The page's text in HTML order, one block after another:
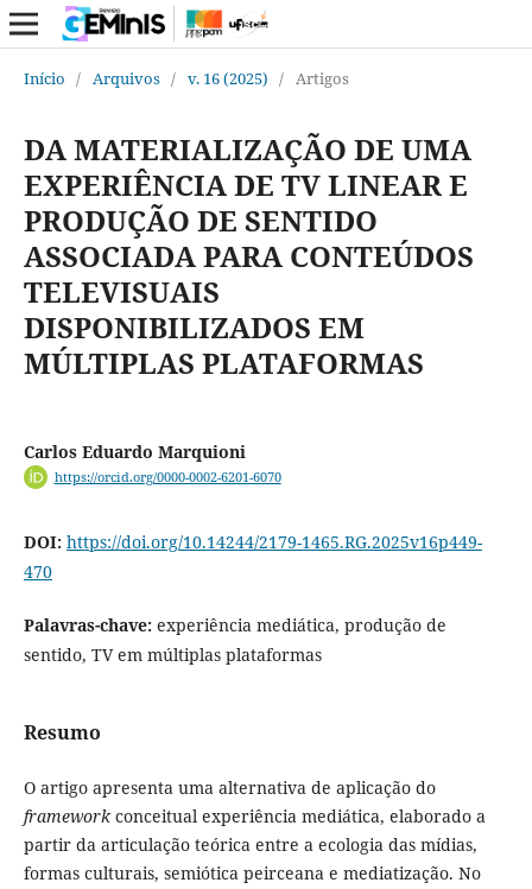
Início / Arquivos / v. 16 (2025) / Artigos
DA MATERIALIZAÇÃO DE UMA
EXPERIÊNCIA DE TV LINEAR E
PRODUÇÃO DE SENTIDO
ASSOCIADA PARA CONTEÚDOS
TELEVISUAIS
DISPONIBILIZADOS EM
MÚLTIPLAS PLATAFORMAS
Carlos Eduardo Marquioni
https://orcid.org/0000-0002-6201-6070
DOI: https://doi.org/10.14244/2179-1465.RG.2025v16p449-
470
Palavras-chave: experiência mediática, produção de
sentido, TV em múltiplas plataformas
Resumo
O artigo apresenta uma alternativa de aplicação do
frameworkconceitual experiência mediática, elaborado a
partir da articulação teórica entre a ecologia das mídias,
formas culturais, semiótica peirceana e mediatização. No